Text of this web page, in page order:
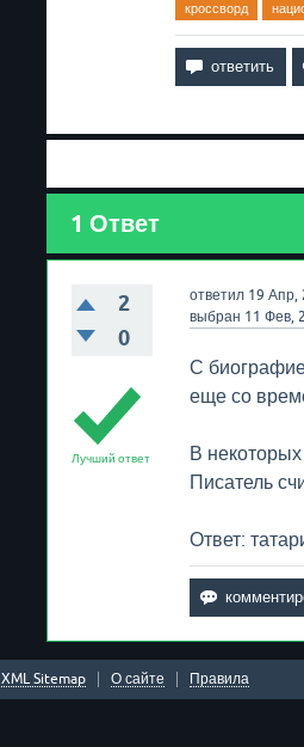
кроссворд
1 Ответ
2
0
ответил 19 Апр,
выбран 11 Фев,
Лучший ответ
С
еще со
В некоторых
Писатель
Ответ:
XML Sitemap О сайте Правила